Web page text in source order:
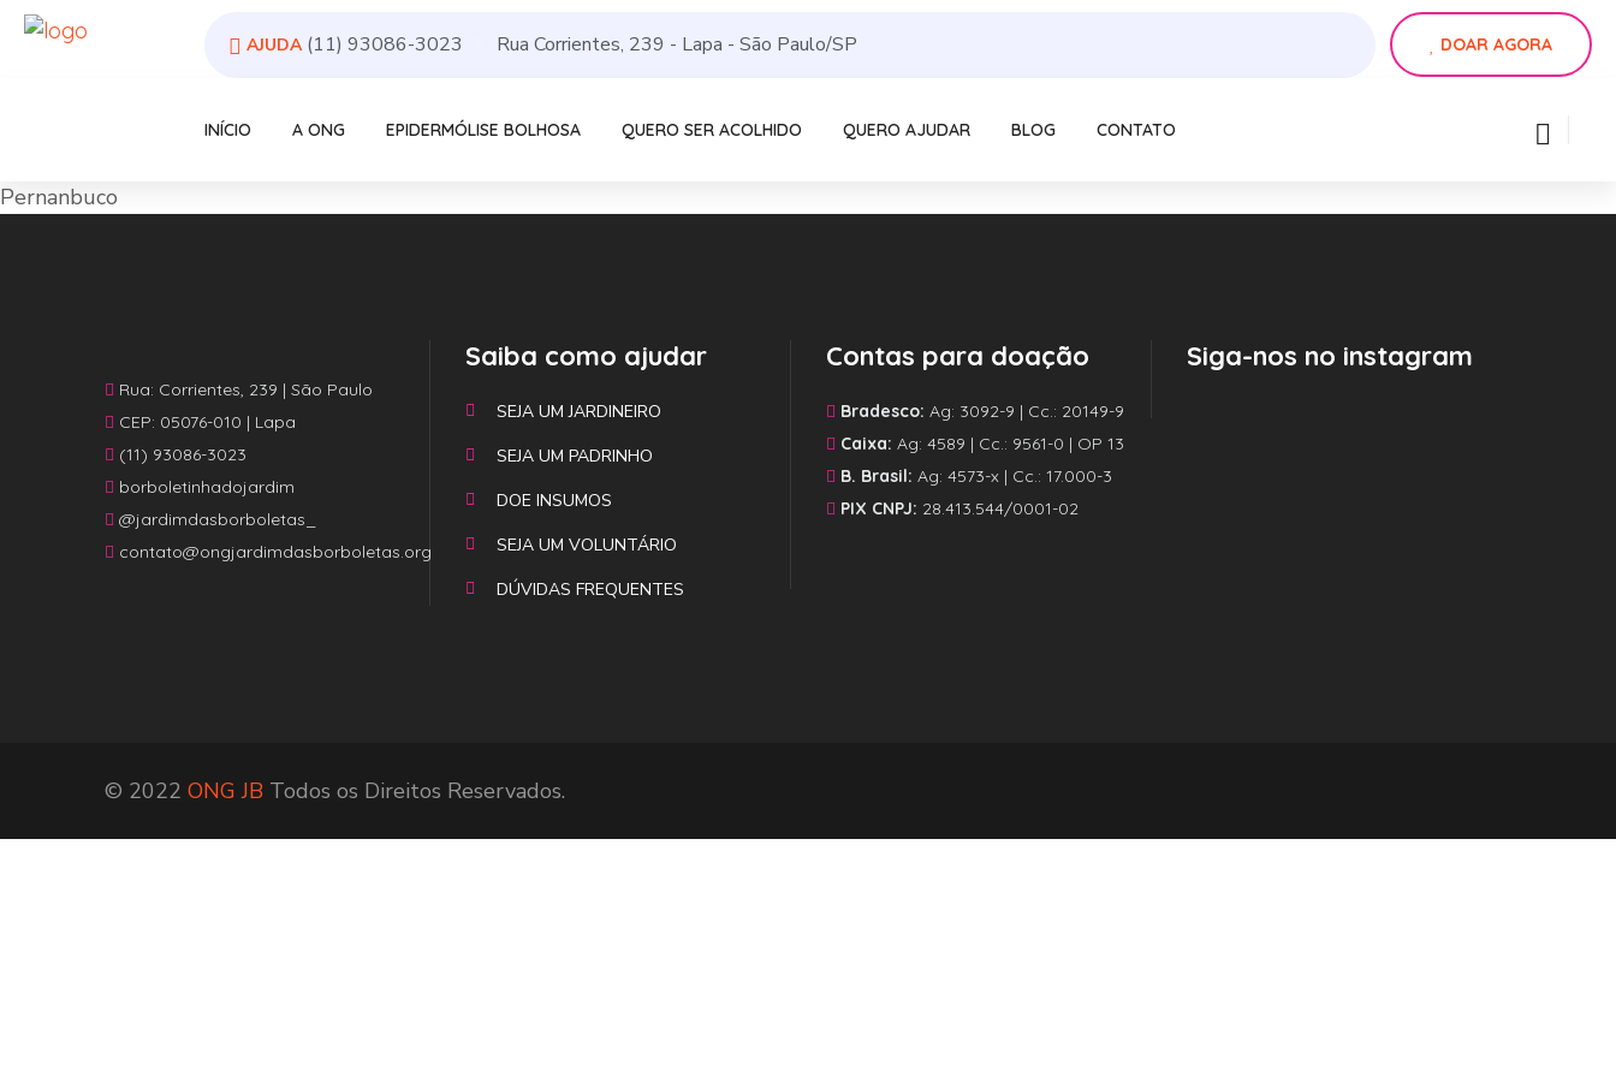
AJUDA (11) 93086-3023 Rua Corrientes, 239 - Lapa - São Paulo/SP DOAR AGORA
INÍCIO A ONG EPIDERMÓLISE BOLHOSA QUERO SER ACOLHIDO QUERO AJUDAR BLOG CONTATO
Pernanbuco
Rua: Corrientes, 239 | São Paulo
CEP: 05076-010 | Lapa
(11) 93086-3023
borboletinhadojardim
@jardimdasborboletas_
contato@ongjardimdasborboletas.org
Saiba como ajudar
SEJA UM JARDINEIRO
SEJA UM PADRINHO
DOE INSUMOS
SEJA UM VOLUNTÁRIO
DÚVIDAS FREQUENTES
Contas para doação
Bradesco: Ag: 3092-9 | Cc.: 20149-9
Caixa: Ag: 4589 | Cc.: 9561-0 | OP 13
B. Brasil: Ag: 4573-x | Cc.: 17.000-3
PIX CNPJ: 28.413.544/0001-02
Siga-nos no instagram
© 2022 ONG JB Todos os Direitos Reservados.